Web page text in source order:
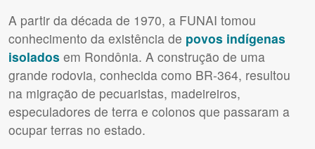
A partir da década de 1970, a FUNAI tomou
conhecimento da existência de povos indígenas
isolados em Rondônia. A construção de uma
grande rodovia, conhecida como BR-364, resultou
na migração de pecuaristas, madeireiros,
especuladores de terra e colonos que passaram a
ocupar terras no estado.